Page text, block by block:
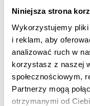
Niniejsza strona
Wykorzystujemy
i reklam, aby
analizować ruch w
korzystasz z naszej
społecznościowym,
Partnerzy mogą
otrzymanymi od
niezliczonymi
czas, pracujemy
Agata
Payroll